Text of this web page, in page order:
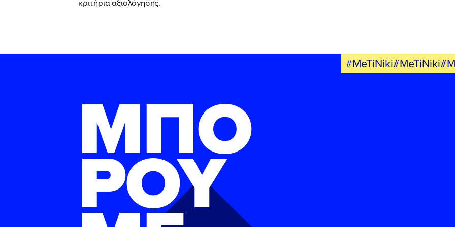
κριτήρια αξιολόγησης.
ΜΠΟ
ΡΟΥ